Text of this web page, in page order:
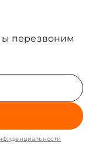
перезвоним